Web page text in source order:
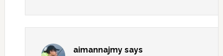
aimannajmy says